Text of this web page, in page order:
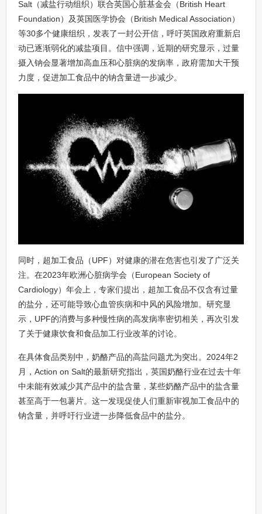
Salt（减盐行动组织）联合英国心脏基金会（British Heart
Foundation）及英国医学协会（British Medical Association）
等30多个健康组织，发表了一封公开信，呼吁英国政府重新启
动已逐渐弱化的减盐项目。信中强调，近期的研究显示，过量
摄入钠会显著增加高血压和心脏病的发病率，政府需加大干预
力度，促进加工食品中的钠含量进一步减少。
同时，超加工食品（UPF）对健康的潜在危害也引发了广泛关
注。在2023年欧洲心脏病学会（European Society of
Cardiology）年会上，专家们提出，超加工食品不仅含有过量
的盐分，还可能导致心血管疾病和中风的风险增加。研究显
示，UPF的消费与多种慢性病的高发病率密切相关，再次引发
了关于健康饮食和食品加工行业改革的讨论。
在具体食品类别中，奶酪产品的高盐问题尤为突出。2024年2
月，Action on Salt的最新研究指出，英国奶酪行业在过去十年
中未能有效减少其产品中的盐含量，某些奶酪产品中的盐含量
甚至高于一包薯片。这一发现促使人们重新审视加工食品中的
钠含量，并呼吁行业进一步降低食品中的盐分。